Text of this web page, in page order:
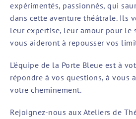
expérimentés, passionnés, qui
dans cette aventure théâtrale. Ils
leur expertise, leur amour pour le
vous aideront à repousser vos
L’équipe de la Porte Bleue est à
répondre à vos questions, à vous
votre cheminement.
Rejoignez-nous aux Ateliers de